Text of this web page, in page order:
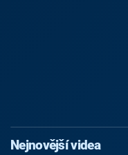
Nejnovější videa